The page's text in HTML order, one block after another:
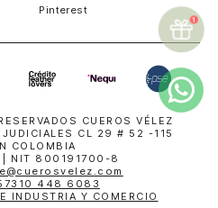
Pinterest
CUEROS VÉLEZ
CL 29 # 52 -115
COLOMBIA
| NIT 800191700-8
448 6083
INDUSTRIA Y COMERCIO